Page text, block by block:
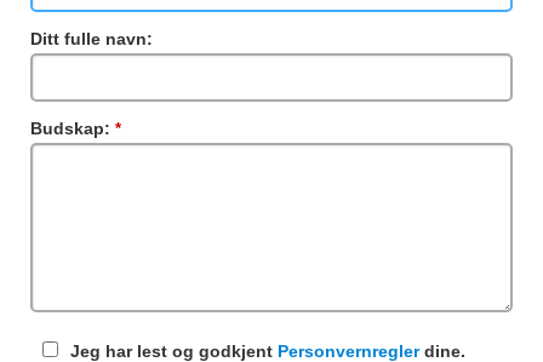
Ditt fulle navn:
Budskap:
felt
Jeg har lest og godkjent Personvernreglerdine.